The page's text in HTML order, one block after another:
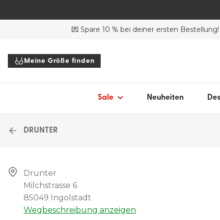
💌 Spare 10 % bei deiner ersten Bestellung!
Meine Größe finden
Sale
SALE DESSOUSSALE BADEANZÜGE
Alle Sale Neuheiten
DRUNTER
Drunter
Milchstrasse 6
85049 Ingolstadt
Wegbeschreibung anzeigen